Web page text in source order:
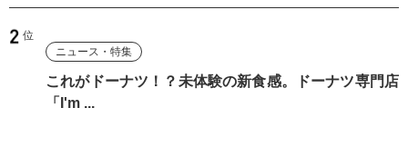
ニュース・特集
これがドーナツ！？未体験の新食感。ドーナツ専門店
「I'm ...